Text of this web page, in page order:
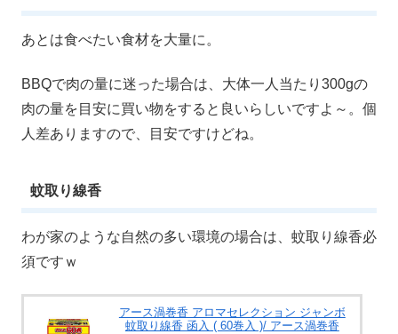
あとは食べたい食材を大量に。
BBQで肉の量に迷った場合は、大体一人当たり300gの
肉の量を目安に買い物をすると良いらしいですよ～。個
人差ありますので、目安ですけどね。
蚊取り線香
わが家のような自然の多い環境の場合は、蚊取り線香必
須ですｗ
アース渦巻香 アロマセレクション ジャンボ
蚊取り線香 函入 ( 60巻入 )/ アース渦巻香